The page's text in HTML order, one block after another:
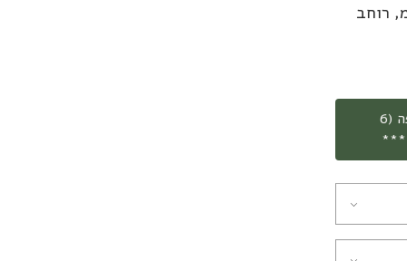
60 מ"מ, קוטר 86 מ"מ, רוחב
***משלוח חינם עד הבית בהזמנת קילו וחצי קפה (6